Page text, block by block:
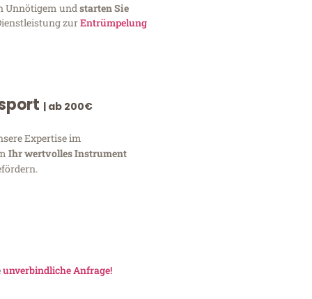
Unnötigem und starten Sie
zurEntrümpelung
| ab 200€
Expertise im
Ihr wertvolles Instrument
unverbindliche Anfrage!